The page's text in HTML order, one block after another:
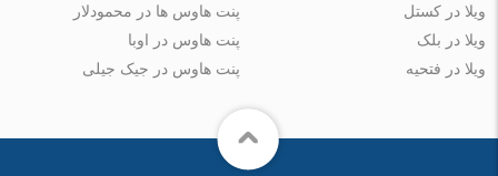
ویلا در کستل
ویلا در بلک
ویلا در فتحیه
پنت هاوس ها در محمودلار
پنت هاوس در اوبا
پنت هاوس در جیک جیلی